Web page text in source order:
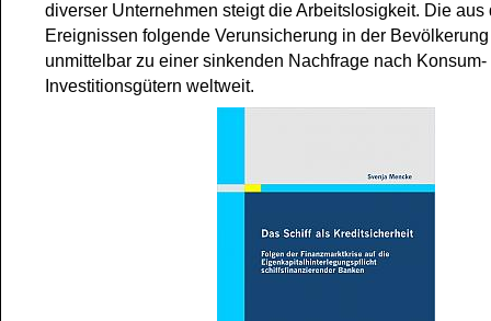
diverser Unternehmen steigt die Arbeitslosigkeit. Die aus
Ereignissen folgende Verunsicherung in der
unmittelbar zu einer sinkenden Nachfrage nach Konsum-
Investitionsgütern weltweit.